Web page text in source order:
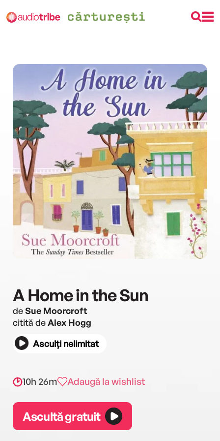
A Home in the Sun
deSue Moorcroft
citită deAlex Hogg
Asculți nelimitat
10h 26m Adaugă la wishlist
Ascultă gratuit